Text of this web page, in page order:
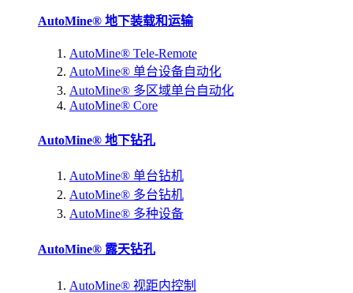
AutoMine® 地下装载和运输
AutoMine® Tele-Remote
AutoMine® 单台设备自动化
AutoMine® 多区域单台自动化
AutoMine® Core
AutoMine® 地下钻孔
AutoMine® 单台钻机
AutoMine® 多台钻机
AutoMine® 多种设备
AutoMine® 露天钻孔
AutoMine® 视距内控制